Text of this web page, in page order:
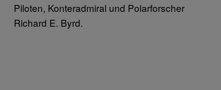
Piloten, Konteradmiral und Polarforscher
Richard E. Byrd.